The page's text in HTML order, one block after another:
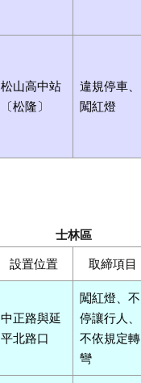
松山高中站
〔松隆〕
違規停車、
闖紅燈
士林區
設置位置 取締項目
中正路與延
平北路口
闖紅燈、不
停讓行人、
不依規定轉
彎